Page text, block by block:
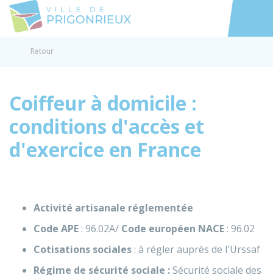
Accéder
Retour
Coiffeur à domicile :
conditions d'accès et
d'exercice en France
Activité artisanale réglementée
Code APE : 96.02A/ Code européen NACE : 96.02
Cotisations sociales : à régler auprès de l'Urssaf
Régime de sécurité sociale :Sécurité sociale des